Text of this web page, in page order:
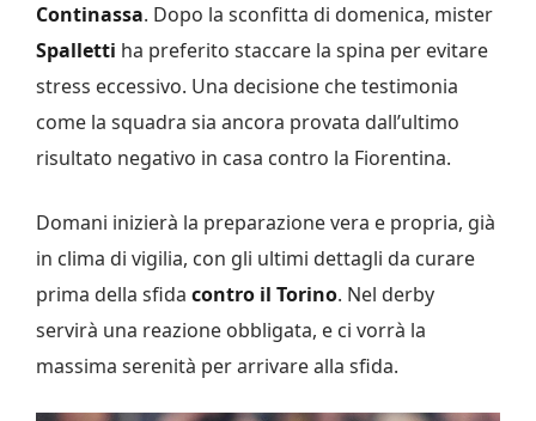
Continassa. Dopo la sconfitta di domenica, mister
Spalletti ha preferito staccare la spina per evitare
stress eccessivo. Una decisione che testimonia
come la squadra sia ancora provata dall’ultimo
risultato negativo in casa contro la Fiorentina.
Domani inizierà la preparazione vera e propria, già
in clima di vigilia, con gli ultimi dettagli da curare
prima della sfida contro il Torino. Nel derby
servirà una reazione obbligata, e ci vorrà la
massima serenità per arrivare alla sfida.